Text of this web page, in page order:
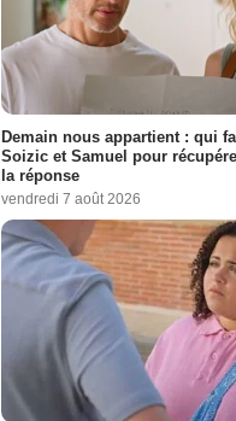
Demain nous appartient : qui
Soizic et Samuel pour
la réponse
vendredi 7 août 2026